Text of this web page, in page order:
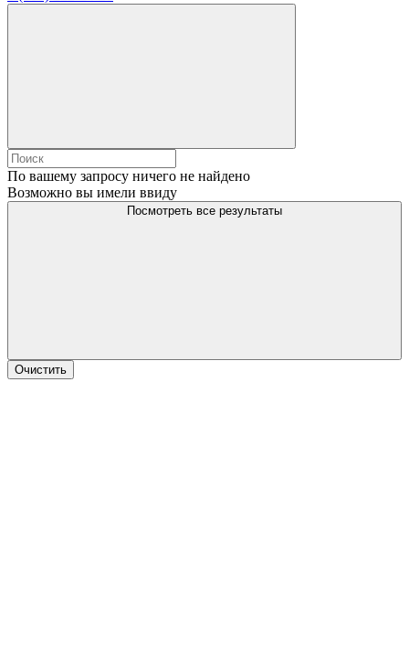
По вашему запросу ничего не найдено
Возможно вы имели ввиду
Посмотреть все результаты
Очистить